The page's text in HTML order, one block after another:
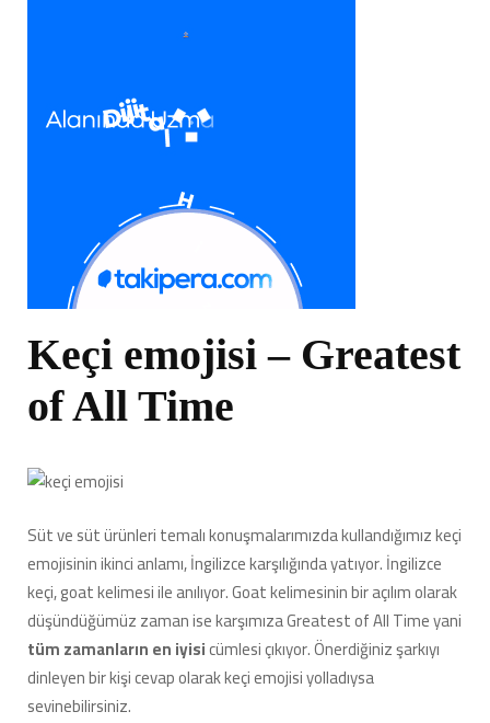
Keçi emojisi – Greatest
of All Time
Süt ve süt ürünleri temalı konuşmalarımızda kullandığımız keçi
emojisinin ikinci anlamı, İngilizce karşılığında yatıyor. İngilizce
keçi, goat kelimesi ile anılıyor. Goat kelimesinin bir açılım olarak
düşündüğümüz zaman ise karşımıza Greatest of All Time yani
tüm zamanların en iyisicümlesi çıkıyor. Önerdiğiniz şarkıyı
dinleyen bir kişi cevap olarak keçi emojisi yolladıysa
sevinebilirsiniz.